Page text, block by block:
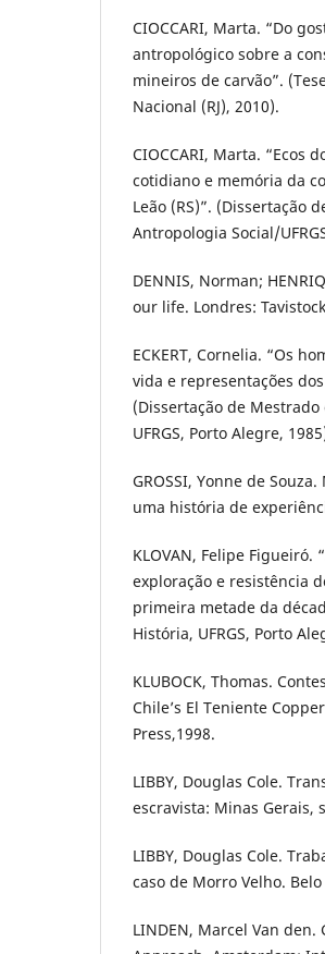
CIOCCARI, Marta. “Do
antropológico sobre a
mineiros de carvão”.
Nacional (RJ), 2010).
CIOCCARI, Marta. “Ecos
cotidiano e memória da
Leão (RS)”. (Dissertação
Antropologia Social/
DENNIS, Norman;
our life. Londres:
ECKERT, Cornelia. “Os
vida e representações
(Dissertação de
UFRGS, Porto Alegre,
GROSSI, Yonne de
uma história de
KLOVAN, Felipe
exploração e resistência
primeira metade da
História, UFRGS, Porto
KLUBOCK, Thomas.
Chile’s El Teniente
Press,1998.
LIBBY, Douglas Cole.
escravista: Minas Gerais,
LIBBY, Douglas Cole.
caso de Morro Velho.
LINDEN, Marcel Van